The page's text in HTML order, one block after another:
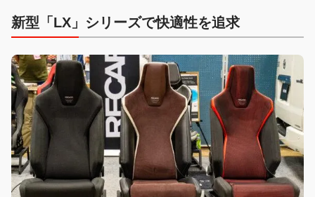
新型「LX」シリーズで快適性を追求